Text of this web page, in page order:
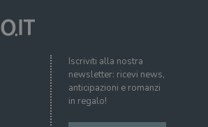
Iscriviti alla nostra
newsletter: ricevi news,
anticipazioni e romanzi
in regalo!